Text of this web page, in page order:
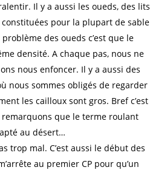
Il y a aussi les oueds, des lits
pour la plupart de sable
des oueds c’est que le
densité. A chaque pas, nous ne
nous enfoncer. Il y a aussi des
nous sommes obligés de regarder
les cailloux sont gros. Bref c’est
remarquons que le terme roulant
au désert…
trop mal. C’est aussi le début des
au premier CP pour qu’un